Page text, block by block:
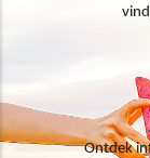
Ontdek